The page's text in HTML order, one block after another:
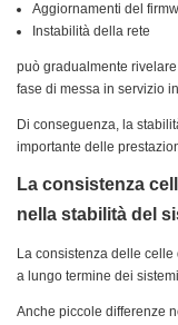
Aggiornamenti del
Instabilità della rete
può gradualmente
fase di messa in servizio
Di conseguenza, la
importante delle
La consistenza
nella stabilità del
La consistenza delle
a lungo termine dei
Anche piccole differenze